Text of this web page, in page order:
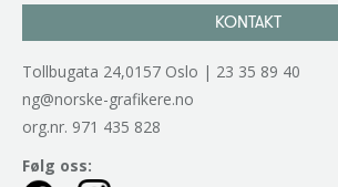
KONTAKT
Tollbugata 24,0157 Oslo | 23 35 89 40
ng@norske-grafikere.no
org.nr. 971 435 828
Følg oss: